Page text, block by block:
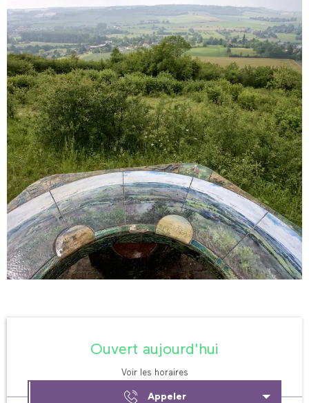
Ouvert aujourd'hui
Voir les horaires
Appeler